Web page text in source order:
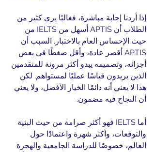
إذا أردنا إجابة مباشرة، فغالبًا يرى كثير من
الطلاب أن APTIS أسهل من IELTS من
حيث الإحساس العام بالاختبار. السبب أن
APTIS أقصر عادة، وأقل ضغطًا في بعض
أجزائه، وتصميمه يبدو أكثر مرونة للمتقدمين
الذين يريدون قياسًا عمليًا لمستواهم. لكن
هذا لا يعني أنه دائمًا الخيار الأفضل، ولا يعني
أن النجاح فيه مضمون.
أما IELTS فهو أكثر صرامة من حيث البنية
والتوقعات، وأكثر شهرة واعتمادًا حول
العالم، خصوصًا للدراسة الجامعية والهجرة